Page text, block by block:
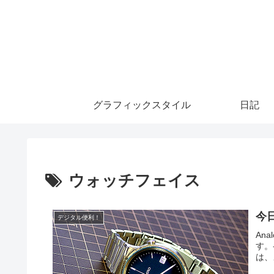
グラフィックスタイル 日記
ウォッチフェイス
デジタル便利！ 今
す
は